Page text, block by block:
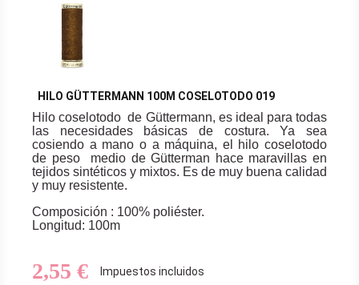
HILO GÜTTERMANN 100M COSELOTODO 019
Hilo coselotodo de Güttermann, es ideal para todas
las necesidades básicas de costura. Ya sea
cosiendo a mano o a máquina, el hilo coselotodo
de peso medio de Gütterman hace maravillas en
tejidos sintéticos y mixtos. Es de muy buena calidad
y muy resistente.
Composición : 100% poliéster.
Longitud: 100m
2,55 €
Impuestos incluidos